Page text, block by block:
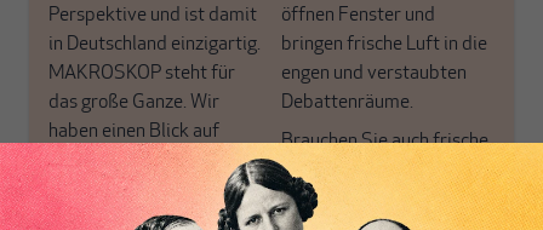
Perspektive und ist damit
in Deutschland einzigartig.
MAKROSKOP steht für
das große Ganze. Wir
haben einen Blick auf
Geld, Wirtschaft und
Politik, den Sie so
woanders nicht finden.
öffnen Fenster und
bringen frische Luft in die
engen und verstaubten
Debattenräume.
Brauchen Sie auch frische
Luft? Dann folgen Sie
einfach dem Button.